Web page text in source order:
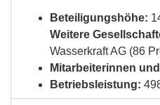
Beteiligungshöhe:
Weitere
Wasserkraft AG (86
Mitarbeiterinnen
Betriebsleistung: